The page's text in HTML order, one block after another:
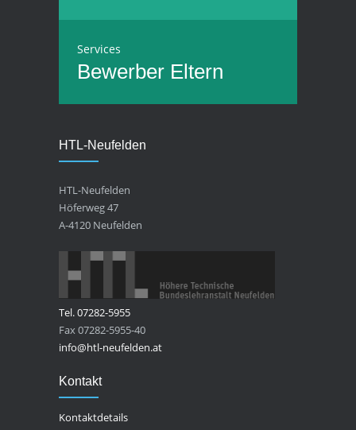
Services
Bewerber Eltern
HTL-Neufelden
HTL-Neufelden
Höferweg 47
A-4120 Neufelden
Tel. 07282-5955
Fax 07282-5955-40
info@htl-neufelden.at
Kontakt
Kontaktdetails